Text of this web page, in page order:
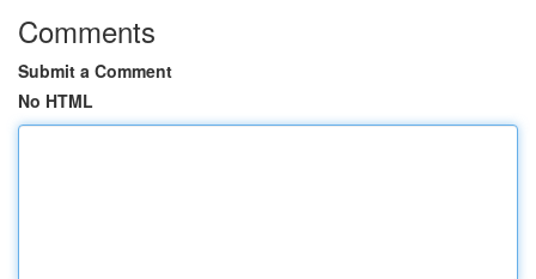
Comments
Submit a Comment
No HTML